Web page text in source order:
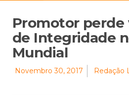
Promotor perde
de Integridade
Mundial
Novembro 30, 2017 Redação